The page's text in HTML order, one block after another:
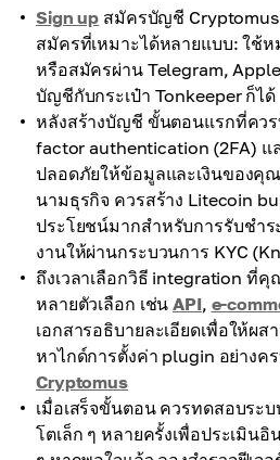
Sign up สมัครบัญชี
สมัครที่เหมาะได้หลายแบบ: ใช้ห
หรือสมัครผ่าน Telegram,
บัญชีกับกระเป๋า Tonkeeper ก็ได้
หลังสร้างบัญชี ขั้นตอนแรกที่คว
factor authentication (2FA) แ
ปลอดภัยให้ข้อมูลและเงินของคุ
นามธุรกิจ ควรสร้าง Litecoin
ประโยชน์มากสำหรับการรับชำร
งานให้ผ่านกระบวนการ KYC
ถึงเวลาเลือกวิธี integration ที่
หลายตัวเลือก เช่นAPI, e-
เอกสารอธิบายละเอียดเพื่อให้ผ
หาไกด์การตั้งค่า plugin อย่างค
Cryptomus
เมื่อเสร็จขั้นตอน ควรทดสอบระ
โตเล็ก ๆ หลายครั้งเพื่อประเมินอิ